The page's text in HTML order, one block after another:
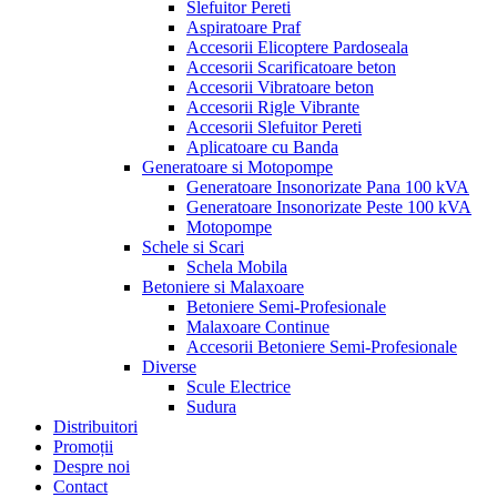
Slefuitor Pereti
Aspiratoare Praf
Accesorii Elicoptere Pardoseala
Accesorii Scarificatoare beton
Accesorii Vibratoare beton
Accesorii Rigle Vibrante
Accesorii Slefuitor Pereti
Aplicatoare cu Banda
Generatoare si Motopompe
Generatoare Insonorizate Pana 100 kVA
Generatoare Insonorizate Peste 100 kVA
Motopompe
Schele si Scari
Schela Mobila
Betoniere si Malaxoare
Betoniere Semi-Profesionale
Malaxoare Continue
Accesorii Betoniere Semi-Profesionale
Diverse
Scule Electrice
Sudura
Distribuitori
Promoții
Despre noi
Contact